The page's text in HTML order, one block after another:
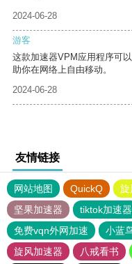
2024-06-28
游客
这款加速器VPM应用程序可
助你在网络上自由移动。
2024-06-28
友情链接
网站地图 QuickQ 旋
坚果加速器
tiktok加速器
免费vqn外网加速
小蓝
旋风加速器
八戒看书